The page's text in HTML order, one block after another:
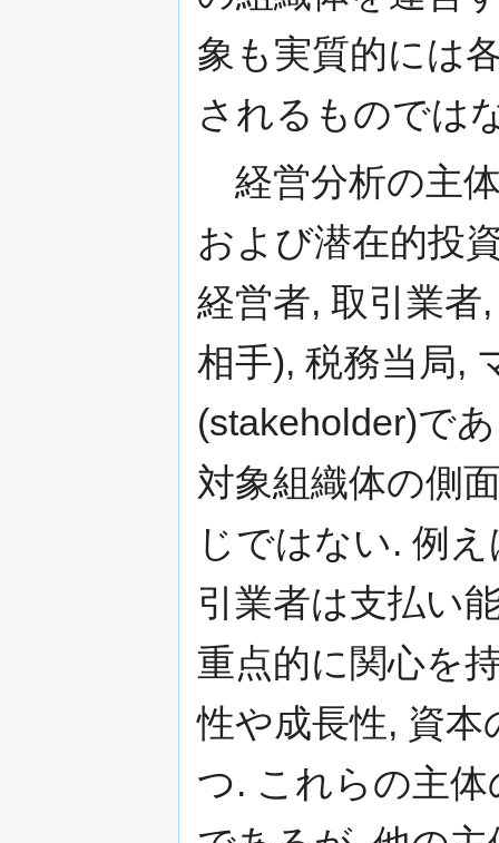
象も実質的には
されるものでは
経営分析の主
および潜在的投
経営者, 取引業者
相手), 税務当局,
(stakeholder)で
対象組織体の側
じではない. 例
引業者は支払い
重点的に関心を
性や成長性, 資
つ. これらの主